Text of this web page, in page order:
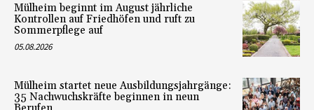
Mülheim beginnt im August jährliche
Kontrollen auf Friedhöfen und ruft zu
Sommerpflege auf
05.08.2026
Mülheim startet neue Ausbildungsjahrgänge:
35 Nachwuchskräfte beginnen in neun